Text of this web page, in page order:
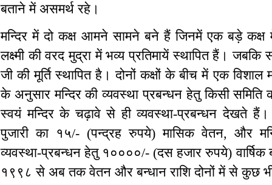
बताने में असमर्थ रहे।
मन्दिर में दो कक्ष आमने सामने बने हैं जिनमें एक बड़े कक्ष में
लक्ष्मी की वरद मुद्रा में भव्य प्रतिमायें स्थापित हैं। जबकि
जी की मूर्ति स्थापित है। दोनों कक्षों के बीच में एक
के अनुसार मन्दिर की व्यवस्था प्रबन्धन हेतु किसी समिति
स्वयं मन्दिर के चढ़ावे से ही व्यवस्था-प्रबन्धन देखते
पुजारी का १५/- (पन्द्रह रुपये) मासिक वेतन, और
व्यवस्था-प्रबन्धन हेतु १००००/- (दस हजार रुपये) वार्षिक
१९९८ से अब तक वेतन और बन्धान राशि दोनों में से कुछ भी